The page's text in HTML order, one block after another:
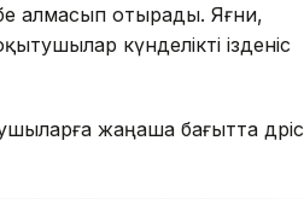
алмасып отырады. Яғни,
күнделікті ізденіс
жаңаша бағытта дәріс